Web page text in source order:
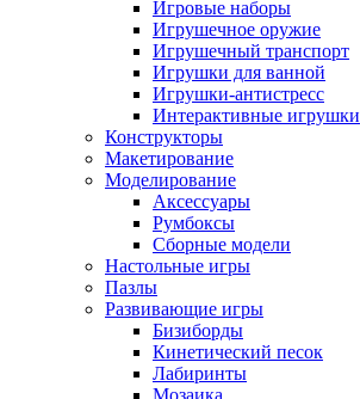
Игровые наборы
Игрушечное оружие
Игрушечный транспорт
Игрушки для ванной
Игрушки-антистресс
Интерактивные игрушки
Конструкторы
Макетирование
Моделирование
Аксессуары
Румбоксы
Сборные модели
Настольные игры
Пазлы
Развивающие игры
Бизиборды
Кинетический песок
Лабиринты
Мозаика